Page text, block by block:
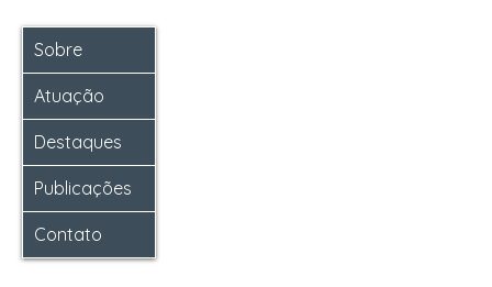
Sobre
Atuação
Destaques
Publicações
Contato